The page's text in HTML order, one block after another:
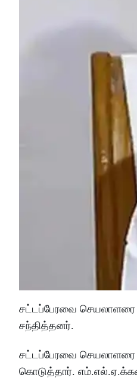
சட்டப்பேரவை செயலாளரை
சந்தித்தனர்.
சட்டப்பேரவை செயலாளரை
கொடுத்தார்.